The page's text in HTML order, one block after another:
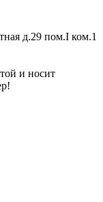
д.29 пом.I ком.1
и носит